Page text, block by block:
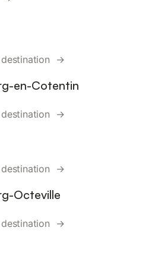
destination →
en-Cotentin
destination →
destination →
Octeville
destination →